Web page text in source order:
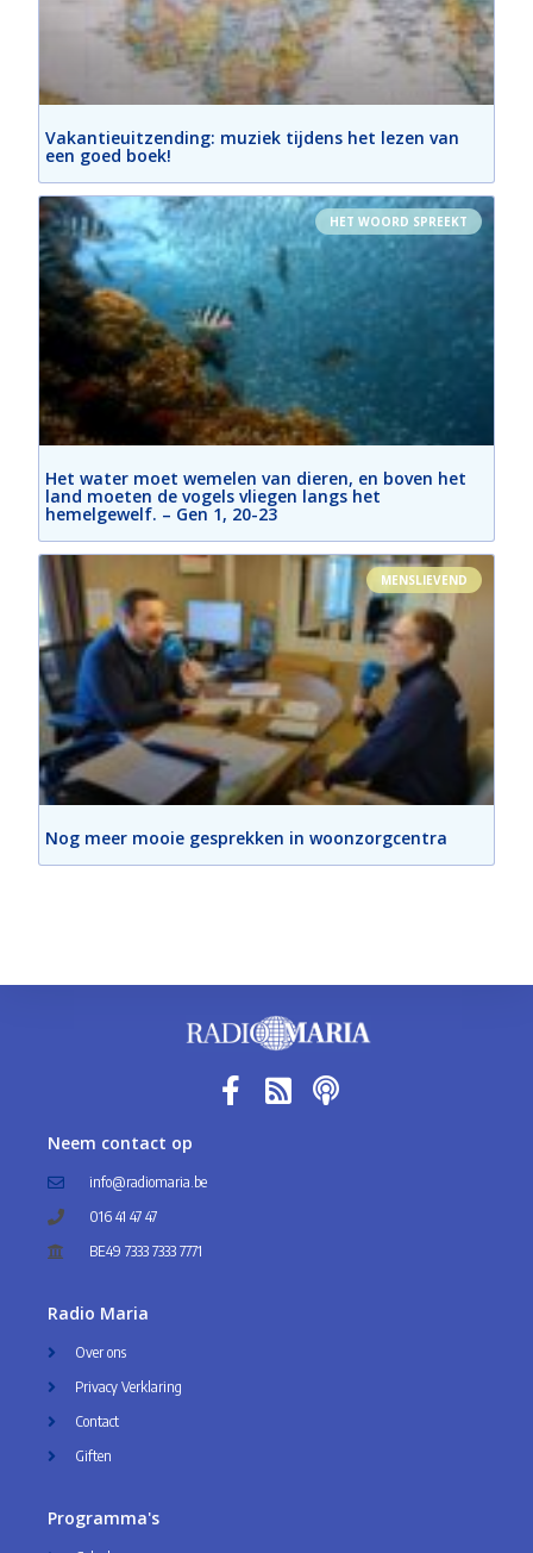
Vakantieuitzending: muziek tijdens het lezen van
een goed boek!
HET WOORD SPREEKT
Het water moet wemelen van dieren, en boven het
land moeten de vogels vliegen langs het
hemelgewelf. – Gen 1, 20-23
MENSLIEVEND
Nog meer mooie gesprekken in woonzorgcentra
Neem contact op
info@radiomaria.be
016 41 47 47
BE49 7333 7333 7771
Radio Maria
Over ons
Privacy Verklaring
Contact
Giften
Programma's